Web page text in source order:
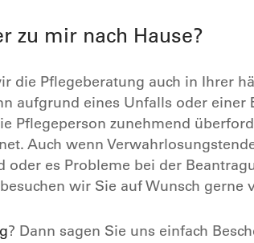
zu mir nach Hause?
die Pflegeberatung auch in Ihrer
aufgrund eines Unfalls oder einer
Pflegeperson zunehmend
Auch wenn
oder es Probleme bei der
wir Sie auf Wunsch gerne
? Dann sagen Sie uns einfach